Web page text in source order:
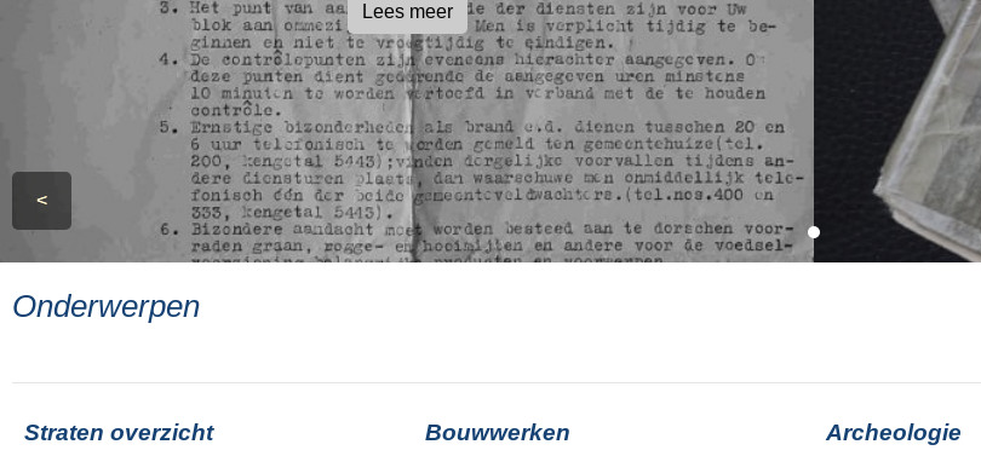
Lees meer
<
Onderwerpen
Straten overzicht Bouwwerken Archeologie